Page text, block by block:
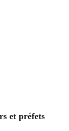
et préfets